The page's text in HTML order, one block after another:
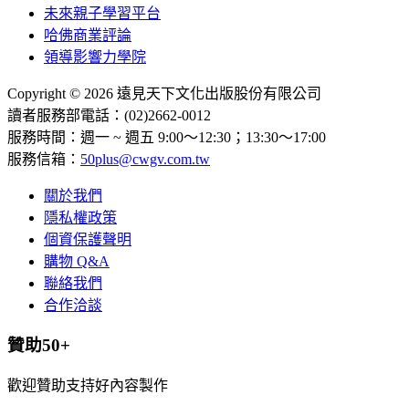
未來親子學習平台
哈佛商業評論
領導影響力學院
Copyright © 2026 遠見天下文化出版股份有限公司
讀者服務部電話：(02)2662-0012
服務時間：週一 ~ 週五 9:00～12:30；13:30～17:00
服務信箱： 50plus@cwgv.com.tw
關於我們
隱私權政策
個資保護聲明
購物 Q&A
聯絡我們
合作洽談
贊助50+
歡迎贊助支持好內容製作